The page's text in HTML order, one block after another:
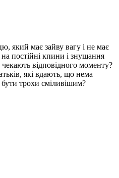
який має зайву вагу і не має
постійні кпини і знущання
відповідного моменту?
які вдають, що нема
трохи сміливішим?